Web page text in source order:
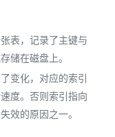
表，记录了主键与
储在磁盘上。
变化，对应的索引
度。否则索引指向
效的原因之一。